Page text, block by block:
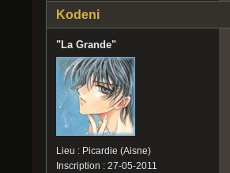
Kodeni
"La Grande"
Lieu : Picardie (Aisne)
Inscription : 27-05-2011